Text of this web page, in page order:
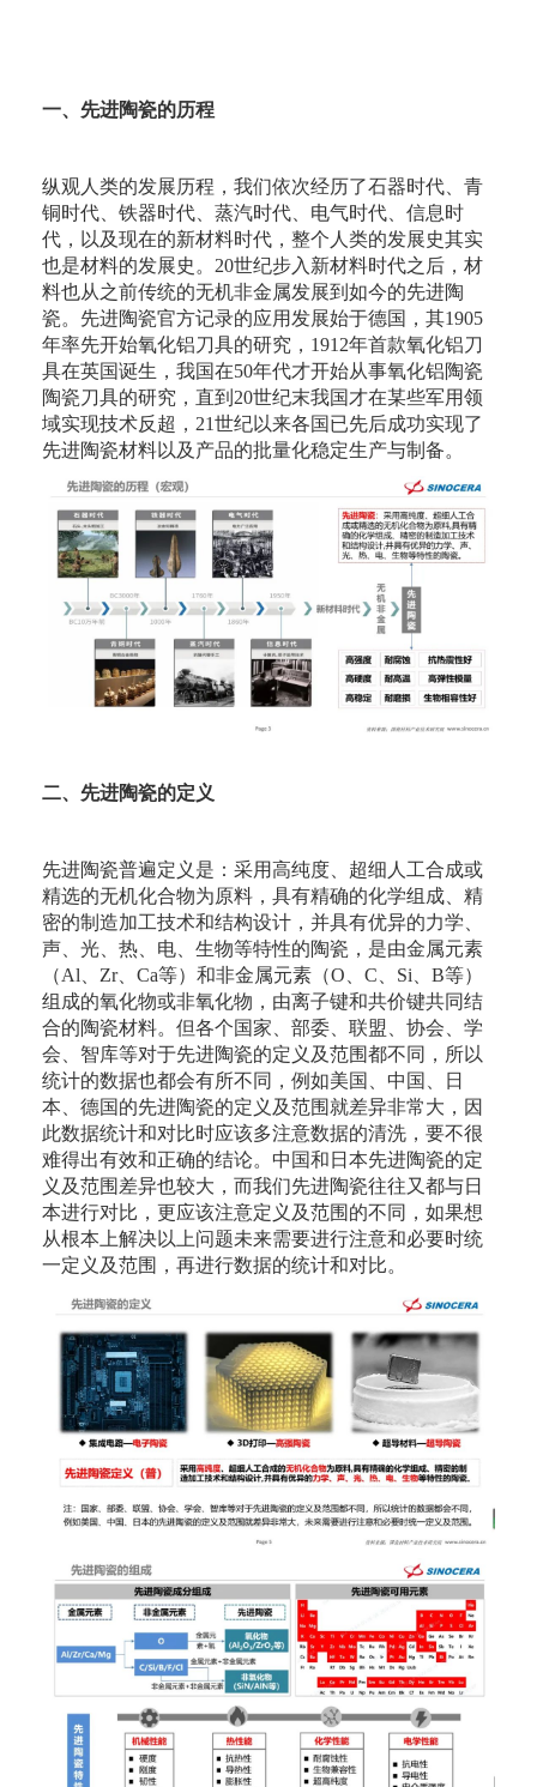
一、先进陶瓷的历程
纵观人类的发展历程，我们依次经历了石器时代、青
铜时代、铁器时代、蒸汽时代、电气时代、信息时
代，以及现在的新材料时代，整个人类的发展史其实
也是材料的发展史。20世纪步入新材料时代之后，材
料也从之前传统的无机非金属发展到如今的先进陶
瓷。先进陶瓷官方记录的应用发展始于德国，其1905
年率先开始氧化铝刀具的研究，1912年首款氧化铝刀
具在英国诞生，我国在50年代才开始从事氧化铝陶瓷
陶瓷刀具的研究，直到20世纪末我国才在某些军用领
域实现技术反超，21世纪以来各国已先后成功实现了
先进陶瓷材料以及产品的批量化稳定生产与制备。
二、先进陶瓷的定义
先进陶瓷普遍定义是：采用高纯度、超细人工合成或
精选的无机化合物为原料，具有精确的化学组成、精
密的制造加工技术和结构设计，并具有优异的力学、
声、光、热、电、生物等特性的陶瓷，是由金属元素
（Al、Zr、Ca等）和非金属元素（O、C、Si、B等）
组成的氧化物或非氧化物，由离子键和共价键共同结
合的陶瓷材料。但各个国家、部委、联盟、协会、学
会、智库等对于先进陶瓷的定义及范围都不同，所以
统计的数据也都会有所不同，例如美国、中国、日
本、德国的先进陶瓷的定义及范围就差异非常大，因
此数据统计和对比时应该多注意数据的清洗，要不很
难得出有效和正确的结论。中国和日本先进陶瓷的定
义及范围差异也较大，而我们先进陶瓷往往又都与日
本进行对比，更应该注意定义及范围的不同，如果想
从根本上解决以上问题未来需要进行注意和必要时统
一定义及范围，再进行数据的统计和对比。